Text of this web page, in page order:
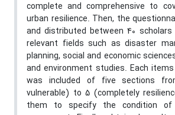
complete and comprehensive to
urban resilience. Then, the
and distributed between 40
relevant fields such as disaster
planning, social and economic
and environment studies. Each
was included of five sections
vulnerable) to 5 (completely
them to specify the condition